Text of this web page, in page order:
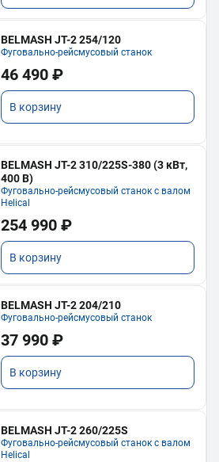
BELMASH JT-2 254/120
Фуговально-рейсмусовый станок
46 490 ₽
В корзину
BELMASH JT-2 310/225S-380 (3 кВт,
400 В)
Фуговально-рейсмусовый станок с валом
Helical
254 990 ₽
В корзину
BELMASH JT-2 204/210
Фуговально-рейсмусовый станок
37 990 ₽
В корзину
BELMASH JT-2 260/225S
Фуговально-рейсмусовый станок с валом
Helical